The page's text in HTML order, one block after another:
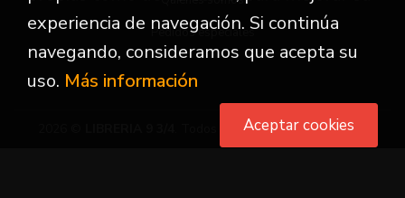
Pedidos especiales
. Todos los Derechos Reservados
experiencia de navegación. Si continúa
navegando, consideramos que acepta su
uso. Más información
Aceptar cookies